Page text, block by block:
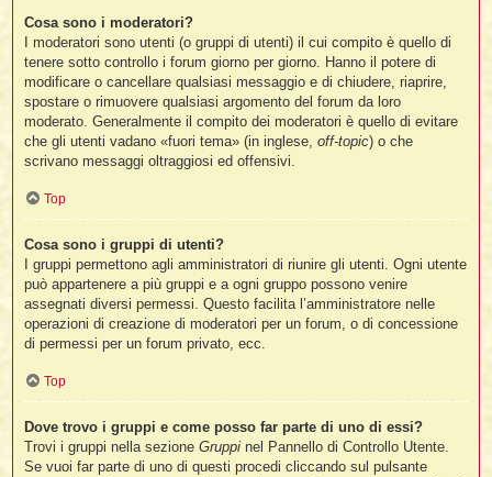
Cosa sono i moderatori?
I moderatori sono utenti (o gruppi di utenti) il cui compito è quello di
tenere sotto controllo i forum giorno per giorno. Hanno il potere di
modificare o cancellare qualsiasi messaggio e di chiudere, riaprire,
spostare o rimuovere qualsiasi argomento del forum da loro
moderato. Generalmente il compito dei moderatori è quello di evitare
che gli utenti vadano «fuori tema» (in inglese,off-topic) o che
scrivano messaggi oltraggiosi ed offensivi.
Top
Cosa sono i gruppi di utenti?
I gruppi permettono agli amministratori di riunire gli utenti. Ogni utente
può appartenere a più gruppi e a ogni gruppo possono venire
assegnati diversi permessi. Questo facilita l’amministratore nelle
operazioni di creazione di moderatori per un forum, o di concessione
di permessi per un forum privato, ecc.
Top
Dove trovo i gruppi e come posso far parte di uno di essi?
Trovi i gruppi nella sezioneGruppi nel Pannello di Controllo Utente.
Se vuoi far parte di uno di questi procedi cliccando sul pulsante